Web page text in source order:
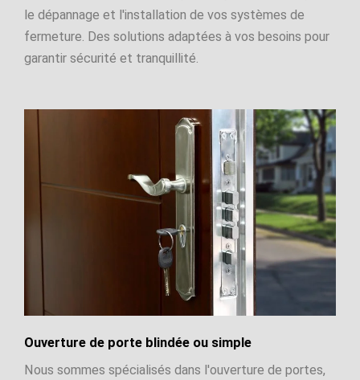
le dépannage et l'installation de vos systèmes de
fermeture. Des solutions adaptées à vos besoins pour
garantir sécurité et tranquillité.
Ouverture de porte blindée ou simple
Nous sommes spécialisés dans l'ouverture de portes,